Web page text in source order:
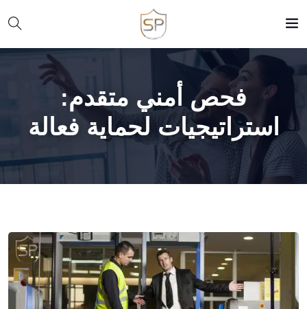
فحص أمني متقدم:
استراتيجيات لحماية فعالة